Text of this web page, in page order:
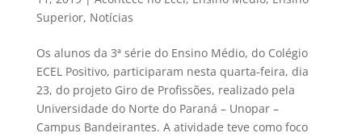
Superior, Notícias
Os alunos da 3ª série do Ensino Médio, do Colégio
ECEL Positivo, participaram nesta quarta-feira, dia
23, do projeto Giro de Profissões, realizado pela
Universidade do Norte do Paraná – Unopar –
Campus Bandeirantes. A atividade teve como foco